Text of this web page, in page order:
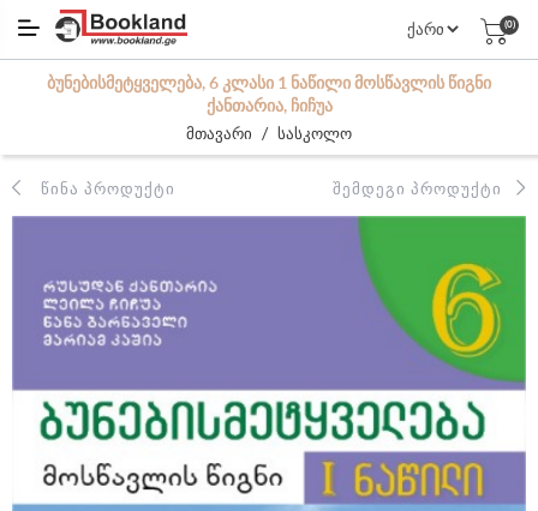
(0)
ᲑᲣᲜᲔᲑᲘᲡᲛᲔᲢᲧᲕᲔᲚᲔᲑᲐ, 6 ᲙᲚᲐᲡᲘ 1 ᲜᲐᲬᲘᲚᲘ ᲛᲝᲡᲬᲐᲕᲚᲘᲡ ᲬᲘᲒᲜᲘ
ᲥᲐᲜᲗᲐᲠᲘᲐ, ᲩᲘᲩᲣᲐ
მთავარი / სასკოლო
ᲬᲘᲜᲐ ᲞᲠᲝᲓᲣᲥᲢᲘ ᲨᲔᲛᲓᲔᲒᲘ ᲞᲠᲝᲓᲣᲥᲢᲘ